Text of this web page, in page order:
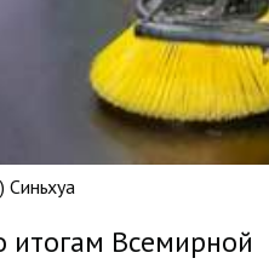
итогам Всемирной